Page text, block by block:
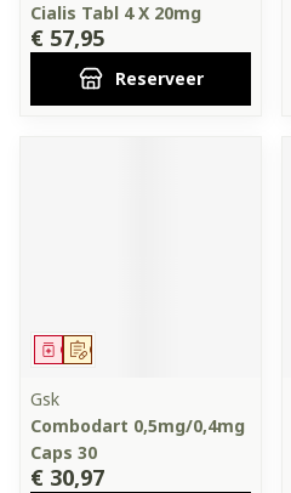
Cialis Tabl 4 X 20mg
€ 57,95
Reserveer
Op voorschrift
Geneesmiddel
Gsk
Combodart 0,5mg/0,4mg
Caps 30
€ 30,97